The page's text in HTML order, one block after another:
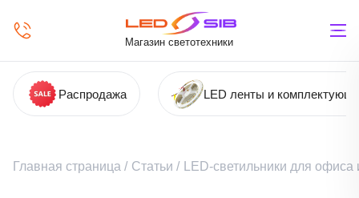
Магазин светотехники
Распродажа LED ленты и
Главная страница / Статьи / LED‑светильники для